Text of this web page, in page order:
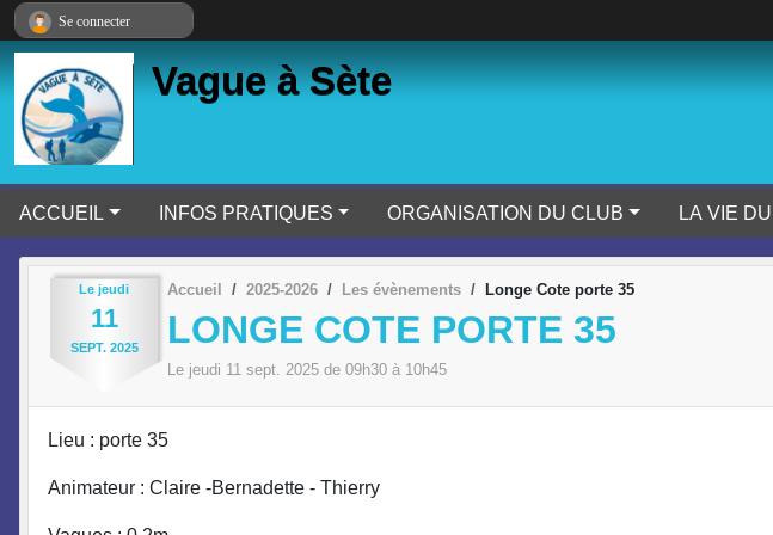
Vague à Sète
ACCUEIL INFOS PRATIQUES ORGANISATION DU CLUB LA VIE
Le jeudi
11
SEPT. 2025
Accueil 2025-2026 Les évènements Longe Cote porte 35
LONGE COTE PORTE 35
Le jeudi 11 sept. 2025 de 09h30 à 10h45
Lieu : porte 35
Animateur : Claire -Bernadette - Thierry
Se connecter
Panneau de gestion des cookies